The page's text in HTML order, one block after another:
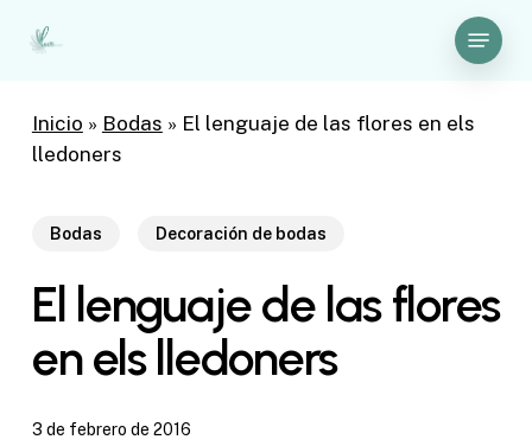
Menu
Inicio » Bodas » El lenguaje de las flores en els
lledoners
Bodas Decoración de bodas
El lenguaje de las flores
en els lledoners
3 de febrero de 2016